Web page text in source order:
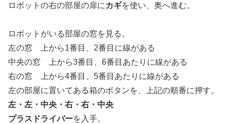
ロボットの右の部屋の扉に カギを使い、奥へ進む。
ロボットがいる部屋の窓を見る。
左の窓 上から1番目、2番目に線がある
中央の窓 上から3番目、6番目あたりに線がある
右の窓 上から4番目、5番目あたりに線がある
左の部屋に置いてある箱のボタンを、上記の順番に押す。
左・左・中央・右・右・中央
プラスドライバーを入手。